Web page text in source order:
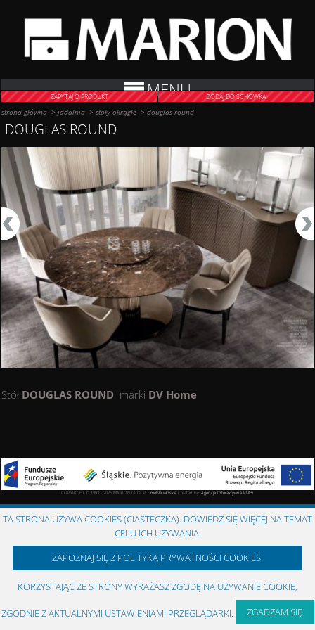
MENU
ZAPYTAJ O PRODUKT DODAJ DO SCHOWKA
strona główna >jadalnia >stoły okrągłe >douglas round
DOUGLAS ROUND
Stół DOUGLAS ROUND marki DV Home
COPYRIGHT © 1993 - 2026 MARION GROUP ::meble włoskieCreated by:Agencja Interaktywna RMBi
TA STRONA UŻYWA COOKIES (CIASTECZKA). DOWIEDZ SIĘ WIĘCEJ NA TEMAT
CELU ICH UŻYWANIA.
ZAPOZNAJ SIĘ Z POLITYKĄ PRYWATNOŚCI COOKIES.
KORZYSTAJĄC ZE STRONY WYRAŻASZ ZGODĘ NA UŻYWANIE COOKIE,
ZGODNIE Z AKTUALNYMI USTAWIENIAMI PRZEGLĄDARKI. ZGADZAM SIĘ